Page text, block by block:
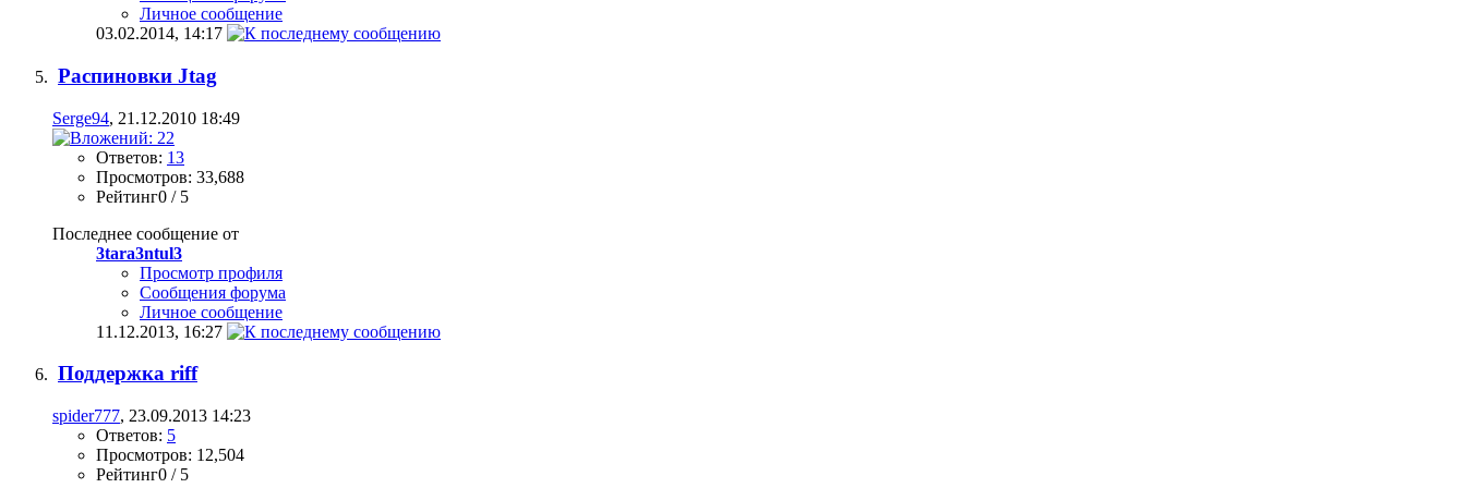
Личное сообщение
03.02.2014, 14:17
Распиновки Jtag
Serge94, 21.12.2010 18:49
Ответов: 13
Просмотров: 33,688
Рейтинг0 / 5
Последнее сообщение от
3tara3ntul3
Просмотр профиля
Сообщения форума
Личное сообщение
11.12.2013, 16:27
Поддержка riff
spider777, 23.09.2013 14:23
Ответов: 5
Просмотров: 12,504
Рейтинг0 / 5